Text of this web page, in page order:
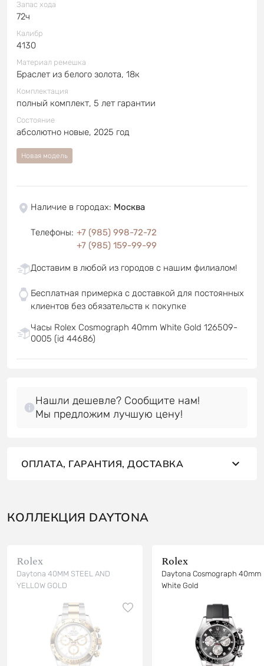
Запас хода
72ч
Калибр
4130
Материал ремешка
Браслет из белого золота, 18к
Комплектация
полный комплект, 5 лет гарантии
Состояние
абсолютно новые, 2025 год
Новая модель
Наличие в городах: Москва
Телефоны: +7 (985) 998-72-72
+7 (985) 159-99-99
Доставим в любой из городов с нашим филиалом!
Бесплатная примерка с доставкой для постоянных
клиентов без обязательств к покупке
Часы Rolex Cosmograph 40mm White Gold 126509-
0005 (id 44686)
Нашли дешевле? Сообщите нам!
Мы предложим лучшую цену!
ОПЛАТА, ГАРАНТИЯ, ДОСТАВКА
КОЛЛЕКЦИЯ DAYTONA
Rolex
Daytona 40MM STEEL AND
YELLOW GOLD
Rolex
Daytona Cosmograph 40mm
White Gold